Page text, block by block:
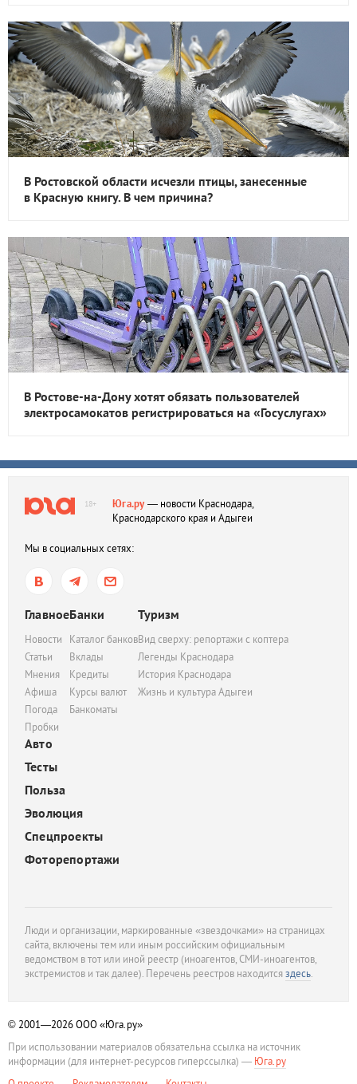
В Ростовской области исчезли птицы, занесенные
в Красную книгу. В чем причина?
В Ростове-на-Дону хотят обязать пользователей
электросамокатов регистрироваться на «Госуслугах»
18+ Юга.ру— новости Краснодара,
Краснодарского края и Адыгеи
Мы в социальных сетях:
Главное
Новости
Статьи
Мнения
Афиша
Погода
Пробки
Банки
Каталог банков
Вклады
Кредиты
Курсы валют
Банкоматы
Туризм
Вид сверху: репортажи с коптера
Легенды Краснодара
История Краснодара
Жизнь и культура Адыгеи
Авто
Тесты
Польза
Эволюция
Спецпроекты
Фоторепортажи
Люди и организации, маркированные «звездочками» на страницах
сайта, включены тем или иным российским официальным
ведомством в тот или иной реестр (иноагентов, СМИ-иноагентов,
экстремистов и так далее). Перечень реестров находитсяздесь.
© 2001—2026ООО «Юга.ру»
При использовании материалов обязательна ссылка на источник
информации (для интернет-ресурсов гиперссылка) — Юга.ру